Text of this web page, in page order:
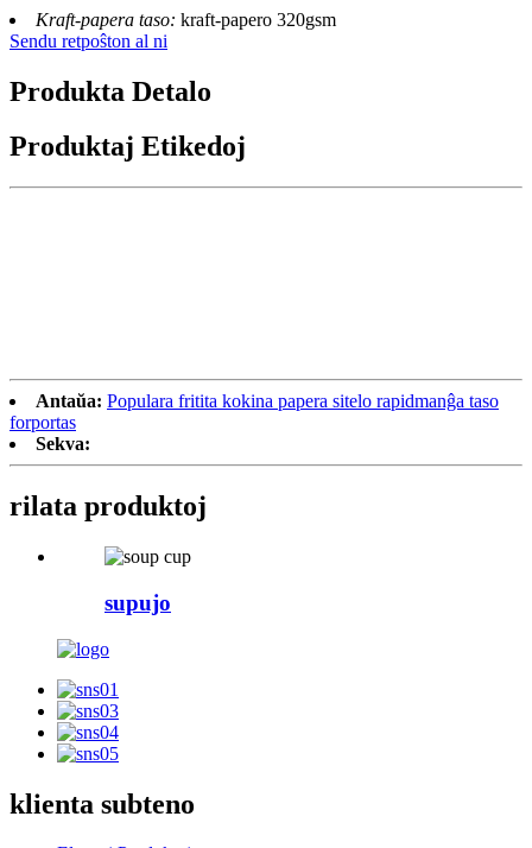
Kraft-papera taso: kraft-papero 320gsm
Sendu retpoŝton al ni
Produkta Detalo
Produktaj Etikedoj
Antaŭa: Populara fritita kokina papera sitelo rapidmanĝa taso
forportas
Sekva:
rilata produktoj
supujo
klienta subteno